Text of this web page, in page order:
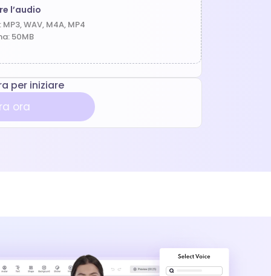
l’audio
WAV, M4A, MP4
50MB
per iniziare
ora